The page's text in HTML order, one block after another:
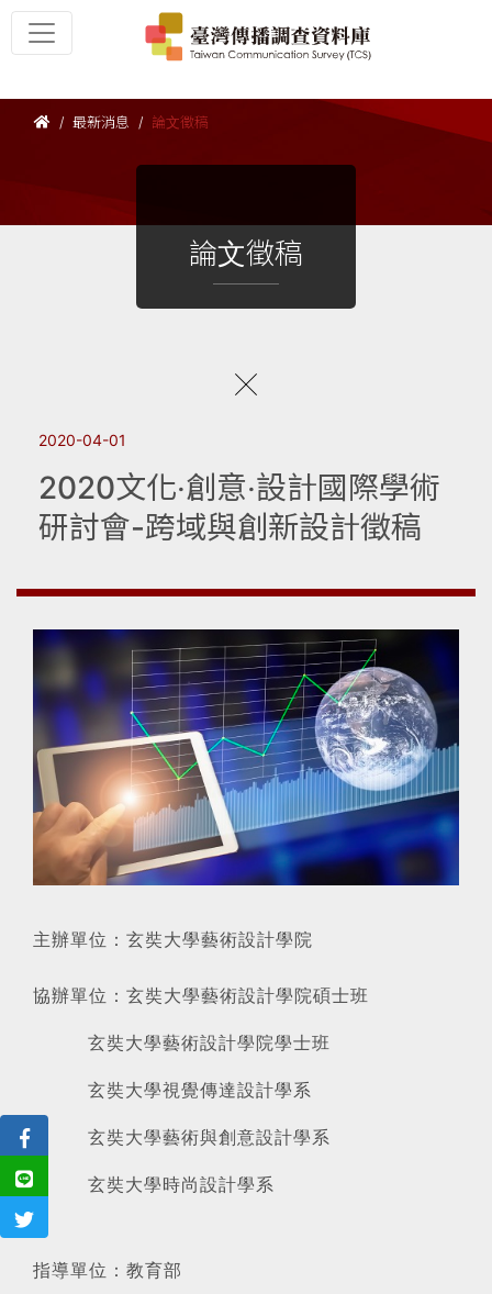
最新消息 論文徵稿
論文徵稿
2020-04-01
2020文化‧創意‧設計國際學術
研討會-跨域與創新設計徵稿
主辦單位：玄奘大學藝術設計學院
協辦單位：玄奘大學藝術設計學院碩士班
玄奘大學藝術設計學院學士班
玄奘大學視覺傳達設計學系
玄奘大學藝術與創意設計學系
玄奘大學時尚設計學系
指導單位：教育部